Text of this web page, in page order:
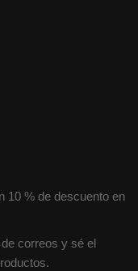
10 % de descuento en
correos y sé el